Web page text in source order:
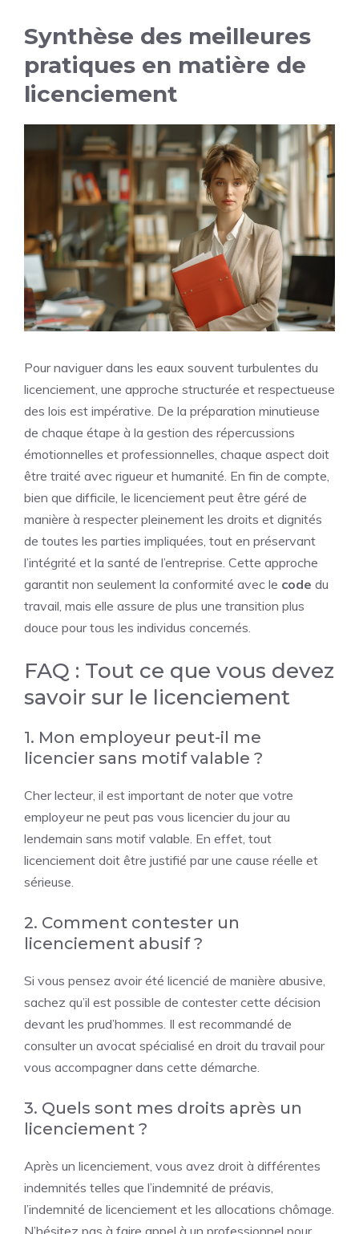
Synthèse des meilleures
pratiques en matière de
licenciement
Pour naviguer dans les eaux souvent turbulentes du
licenciement, une approche structurée et respectueuse
des lois est impérative. De la préparation minutieuse
de chaque étape à la gestion des répercussions
émotionnelles et professionnelles, chaque aspect doit
être traité avec rigueur et humanité. En fin de compte,
bien que difficile, le licenciement peut être géré de
manière à respecter pleinement les droits et dignités
de toutes les parties impliquées, tout en préservant
l’intégrité et la santé de l’entreprise. Cette approche
garantit non seulement la conformité avec le code du
travail, mais elle assure de plus une transition plus
douce pour tous les individus concernés.
FAQ : Tout ce que vous devez
savoir sur le licenciement
1. Mon employeur peut-il me
licencier sans motif valable ?
Cher lecteur, il est important de noter que votre
employeur ne peut pas vous licencier du jour au
lendemain sans motif valable. En effet, tout
licenciement doit être justifié par une cause réelle et
sérieuse.
2. Comment contester un
licenciement abusif ?
Si vous pensez avoir été licencié de manière abusive,
sachez qu’il est possible de contester cette décision
devant les prud’hommes. Il est recommandé de
consulter un avocat spécialisé en droit du travail pour
vous accompagner dans cette démarche.
3. Quels sont mes droits après un
licenciement ?
Après un licenciement, vous avez droit à différentes
indemnités telles que l’indemnité de préavis,
l’indemnité de licenciement et les allocations chômage.